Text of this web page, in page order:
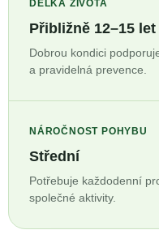
DÉLKA ŽIVOTA
Přibližně 12–15 let
Dobrou kondici
a pravidelná prevence.
NÁROČNOST POHYBU
Střední
Potřebuje každodenní
společné aktivity.